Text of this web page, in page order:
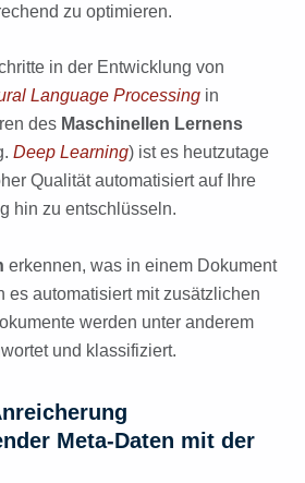
zu optimieren.
in der Entwicklung von
Language Processing in
des Maschinellen Lernens
Deep Learning) ist es heutzutage
Qualität automatisiert auf Ihre
hin zu entschlüsseln.
erkennen, was in einem Dokument
es automatisiert mit zusätzlichen
werden unter anderem
und klassifiziert.
Meta-Daten mit der